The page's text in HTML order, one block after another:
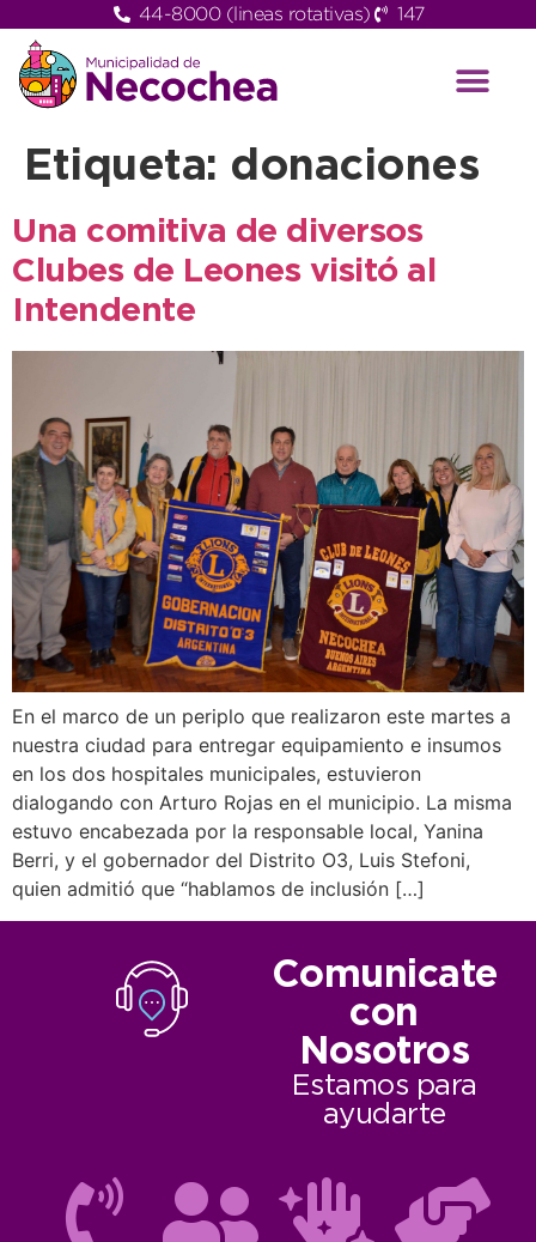
44-8000 (lineas rotativas) 147
Etiqueta: donaciones
Una comitiva de diversos
Clubes de Leones visitó al
Intendente
En el marco de un periplo que realizaron este martes a
nuestra ciudad para entregar equipamiento e insumos
en los dos hospitales municipales, estuvieron
dialogando con Arturo Rojas en el municipio. La misma
estuvo encabezada por la responsable local, Yanina
Berri, y el gobernador del Distrito O3, Luis Stefoni,
quien admitió que “hablamos de inclusión […]
Comunicate
con
Nosotros
Estamos para
ayudarte